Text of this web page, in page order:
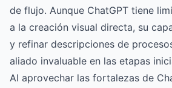
de flujo. Aunque ChatGPT tiene
a la creación visual directa, su
y refinar descripciones de
aliado invaluable en las etapas
Al aprovechar las fortalezas de